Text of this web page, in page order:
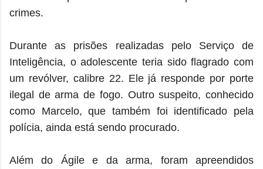
crimes.
Durante as prisões realizadas pelo Serviço de
Inteligência, o adolescente teria sido flagrado com
um revólver, calibre 22. Ele já responde por porte
ilegal de arma de fogo. Outro suspeito, conhecido
como Marcelo, que também foi identificado pela
polícia, ainda está sendo procurado.
Além do Ágile e da arma, foram apreendidos